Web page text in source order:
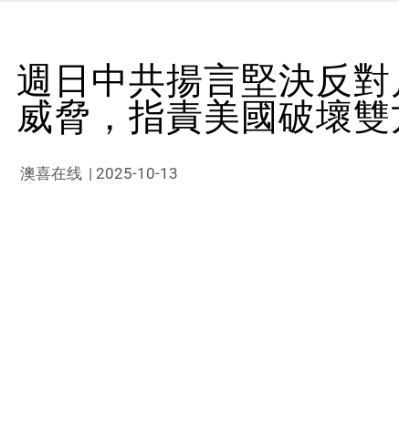
週日中共揚言堅決反
威脅，指責美國破壞
澳喜在线 | 2025-10-13